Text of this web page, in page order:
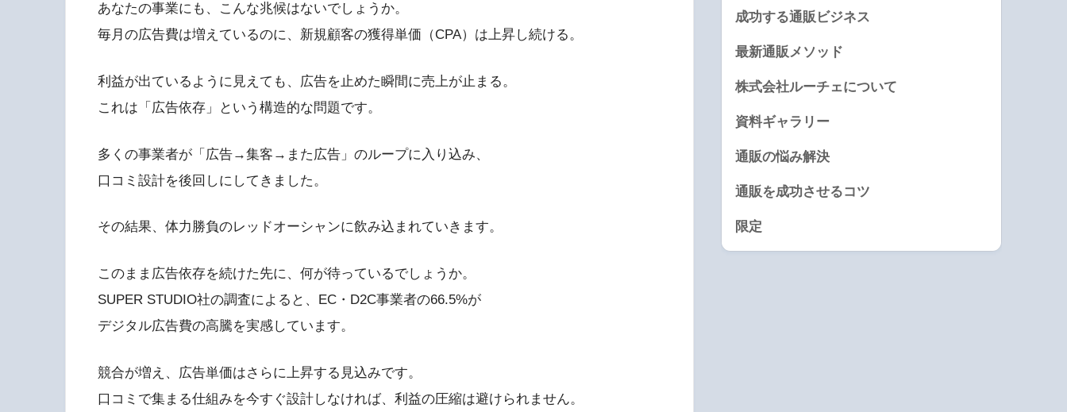
あなたの事業にも、こんな兆候はないでしょうか。
毎月の広告費は増えているのに、新規顧客の獲得単価（CPA）は上昇し続ける。
利益が出ているように見えても、広告を止めた瞬間に売上が止まる。
これは「広告依存」という構造的な問題です。
多くの事業者が「広告→集客→また広告」のループに入り込み、
口コミ設計を後回しにしてきました。
その結果、体力勝負のレッドオーシャンに飲み込まれていきます。
このまま広告依存を続けた先に、何が待っているでしょうか。
SUPER STUDIO社の調査によると、EC・D2C事業者の66.5%が
デジタル広告費の高騰を実感しています。
競合が増え、広告単価はさらに上昇する見込みです。
口コミで集まる仕組みを今すぐ設計しなければ、利益の圧縮は避けられません。
成功する通販ビジネス
最新通販メソッド
株式会社ルーチェについて
資料ギャラリー
通販の悩み解決
通販を成功させるコツ
限定